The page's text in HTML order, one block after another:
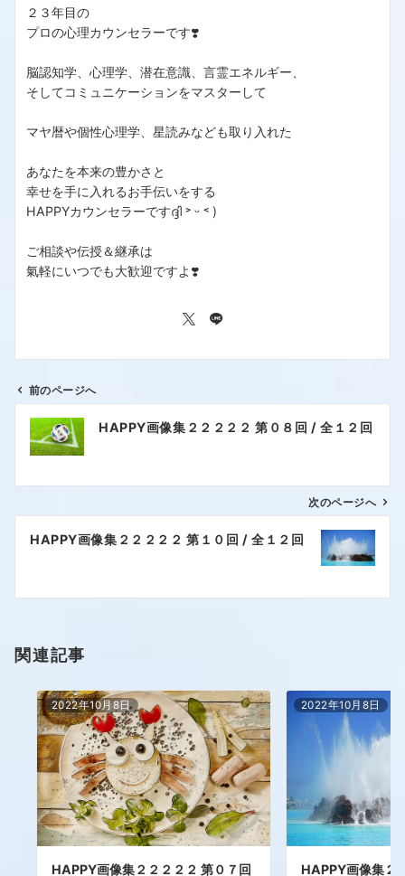
２３年目の
プロの心理カウンセラーです❣️
脳認知学、心理学、潜在意識、言霊エネルギー、
そしてコミュニケーションをマスターして
マヤ暦や個性心理学、星読みなども取り入れた
あなたを本来の豊かさと
幸せを手に入れるお手伝いをする
HAPPYカウンセラーですദ്ദി ˃ ᵕ ˂ )
ご相談や伝授＆継承は
氣軽にいつでも大歓迎ですよ❣️
前のページへ
HAPPY画像集２２２２２ 第０８回 / 全１２回
次のページへ
HAPPY画像集２２２２２ 第１０回 / 全１２回
関連記事
2022年10月8日
HAPPY画像集２２２２２ 第０７回
2022年10月8日
HAPPY画像集２